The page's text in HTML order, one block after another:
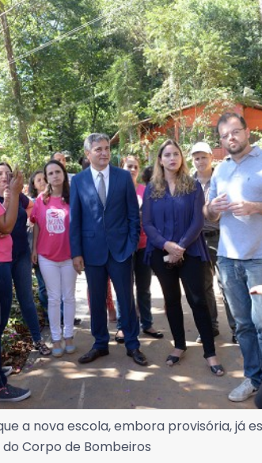
a nova escola, embora provisória, já
Corpo de Bombeiros